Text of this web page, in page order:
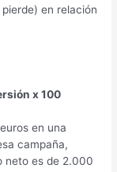
en relación
x 100
en una
campaña,
neto es de 2.000